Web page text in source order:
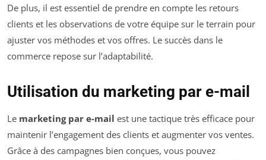
De plus, il est essentiel de prendre en compte les retours
clients et les observations de votre équipe sur le terrain pour
ajuster vos méthodes et vos offres. Le succès dans le
commerce repose sur l’adaptabilité.
Utilisation du marketing par e-mail
Le marketing par e-mail est une tactique très efficace pour
maintenir l’engagement des clients et augmenter vos ventes.
Grâce à des campagnes bien conçues, vous pouvez